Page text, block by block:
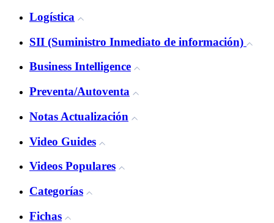
Logística
SII (Suministro Inmediato de información)
Business Intelligence
Preventa/Autoventa
Notas Actualización
Video Guides
Videos Populares
Categorías
Fichas